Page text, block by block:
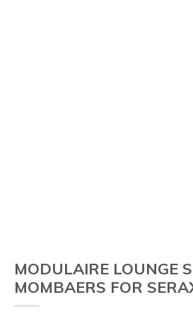
MODULAIRE LOUNGE
MOMBAERS FOR